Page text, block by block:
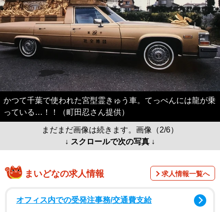
かつて千葉で使われた宮型霊きゅう車。てっぺんには龍が乗
っている…！！（町田忍さん提供）
まだまだ画像は続きます。画像（2/6）
↓ スクロールで次の写真 ↓
まいどなの求人情報 求人情報一覧へ
オフィス内での受発注事務/交通費支給